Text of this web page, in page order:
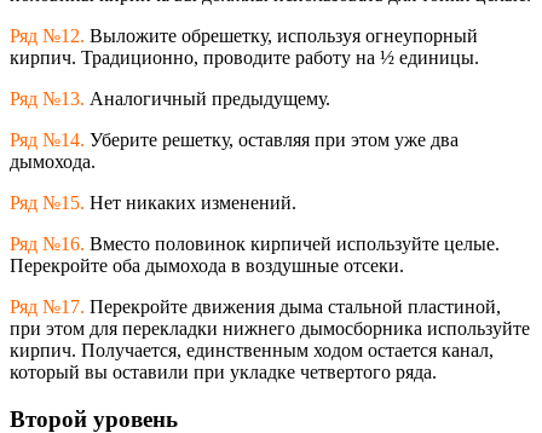
Ряд №12. Выложите обрешетку, используя огнеупорный
кирпич. Традиционно, проводите работу на ½ единицы.
Ряд №13. Аналогичный предыдущему.
Ряд №14. Уберите решетку, оставляя при этом уже два
дымохода.
Ряд №15. Нет никаких изменений.
Ряд №16. Вместо половинок кирпичей используйте целые.
Перекройте оба дымохода в воздушные отсеки.
Ряд №17. Перекройте движения дыма стальной пластиной,
при этом для перекладки нижнего дымосборника используйте
кирпич. Получается, единственным ходом остается канал,
который вы оставили при укладке четвертого ряда.
Второй уровень